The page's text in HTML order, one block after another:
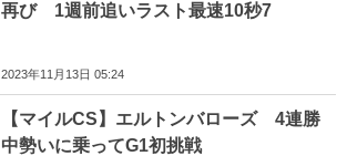
再び 1週前追いラスト最速10秒7
2023年11月13日 05:24
【マイルCS】エルトンバローズ 4連勝
中勢いに乗ってG1初挑戦